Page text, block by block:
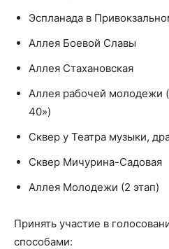
Эспланада в
Аллея Боевой Славы
Аллея Стахановская
Аллея рабочей
40»)
Сквер у Театра музыки,
Сквер Мичурина-Садовая
Аллея Молодежи (2 этап)
Принять участие в
способами: